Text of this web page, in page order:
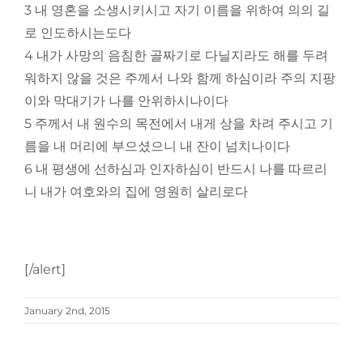
3 내 영혼을 소생시키시고 자기 이름을 위하여 의의 길
로 인도하시는도다
4 내가 사망의 음침한 골짜기로 다닐지라도 해를 두려
워하지 않을 것은 주께서 나와 함께 하심이라 주의 지팡
이와 막대기가 나를 안위하시나이다
5 주께서 내 원수의 목전에서 내게 상을 차려 주시고 기
름을 내 머리에 부으셨으니 내 잔이 넘치나이다
6 내 평생에 선하심과 인자하심이 반드시 나를 따르리
니 내가 여호와의 집에 영원히 살리로다
[/alert]
January 2nd, 2015